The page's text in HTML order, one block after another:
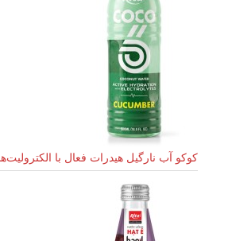
کوکو آب نارگیل هیدرات فعال با